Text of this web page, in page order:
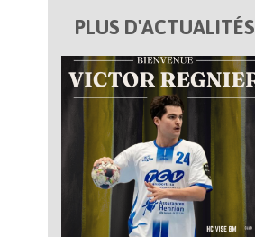
PLUS D'ACTUALITÉS